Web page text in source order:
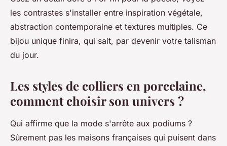
les contrastes s'installer entre inspiration végétale,
abstraction contemporaine et textures multiples. Ce
bijou unique finira, qui sait, par devenir votre talisman
du jour.
Les styles de colliers en porcelaine,
comment choisir son univers ?
Qui affirme que la mode s'arrête aux podiums ?
Sûrement pas les maisons françaises qui puisent dans